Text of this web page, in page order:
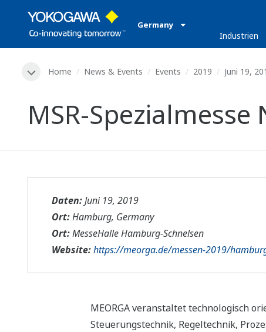
Germany
Industrien
Home News & Events Events 2019 Juni 19,
MSR-Spezialmesse
Daten:Juni 19, 2019
Ort:Hamburg, Germany
Ort:MesseHalle Hamburg-Schnelsen
Website:https://meorga.de/messen-2019/
MEORGA veranstaltet technologisch
Steuerungstechnik, Regeltechnik,